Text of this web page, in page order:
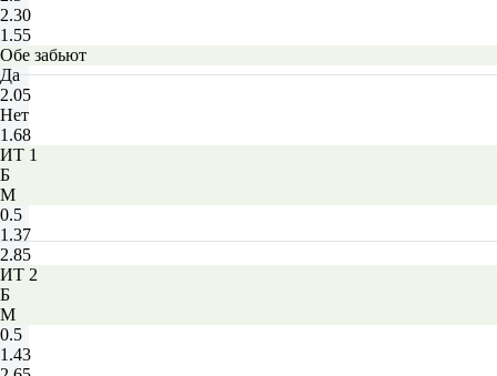
2.30
1.55
Обе забьют
Да
2.05
Нет
1.68
ИТ 1
Б
М
0.5
1.37
2.85
ИТ 2
Б
М
0.5
1.43